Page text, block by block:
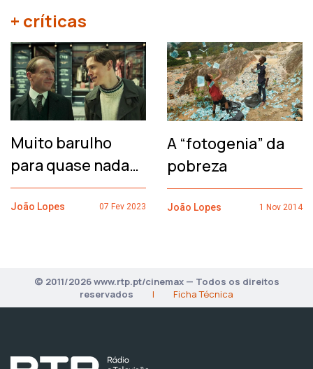
+ críticas
Muito barulho
para quase nada…
João Lopes 07 Fev 2023
A “fotogenia” da
pobreza
João Lopes 1 Nov 2014
© 2011/2026 www.rtp.pt/cinemax — Todos os direitos
reservados
| Ficha Técnica